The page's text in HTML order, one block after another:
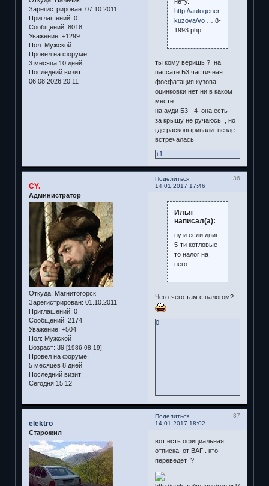
Зарегистрирован: 07.10.2011
Приглашений: 0
Сообщений: 8018
Уважение: +1299
Пол: Мужской
Провел на форуме:
3 месяца 10 дней
Последний визит:
06.08.2026 20:11
http://autogener.ru/ocinkovka-
kuzova/vo… 8-
1993.php
ты кому веришь ? на
пассате Б3 частичная
фосфатация кузова ,
оцинковки нет ни в каком
месте .
на ауди Б3 - 4 она есть -
за крышу не ручаюсь , но
где расковыривали везде
встречалась
+1
Поделиться
36
14.01.2017 17:46
CY.
Администратор
Откуда: Магнитогорск
Зарегистрирован: 01.10.2011
Приглашений: 0
Сообщений: 2174
Уважение: +504
Пол: Мужской
Возраст: 39 [1986-08-19]
Провел на форуме:
5 месяцев 8 дней
Последний визит:
Сегодня 15:12
Илья
написал(а):
ну и если двиг
5-ти котловые
то налог на
него
Чего-чего там с налогом?
0
Поделиться
37
14.01.2017 18:02
elektro
Старожил
вот есть официальная
отписка от ВАГ . кто
переведет ?